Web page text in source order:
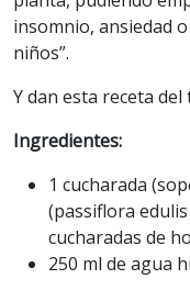
insomnio, ansiedad
niños”.
Y dan esta receta del
Ingredientes:
1 cucharada
(passiflora
cucharadas de
250 ml de agua